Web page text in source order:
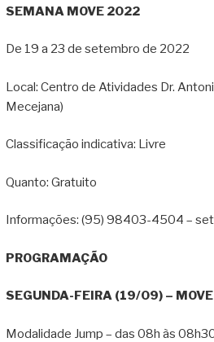
SEMANA MOVE 2022
De 19 a 23 de setembro de 2022
Local: Centro de Atividades Dr.
Mecejana)
Classificação indicativa: Livre
Quanto: Gratuito
Informações: (95) 98403-4504 –
PROGRAMAÇÃO
SEGUNDA-FEIRA (19/09) –
Modalidade Jump – das 08h às